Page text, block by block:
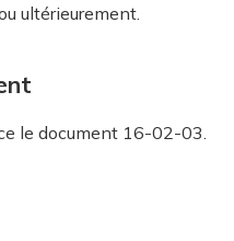
ultérieurement.
le document 16-02-03.